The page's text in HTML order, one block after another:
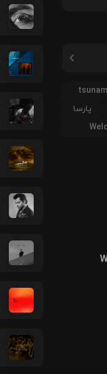
پارسا